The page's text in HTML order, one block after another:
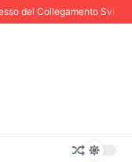
del Collegamento